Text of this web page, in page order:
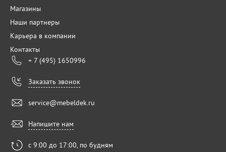
Магазины
Наши партнеры
Карьера в компании
Контакты
+ 7 (495) 1650996
Заказать звонок
service@mebeldek.ru
Напишите нам
с 9:00 до 17:00, по будням